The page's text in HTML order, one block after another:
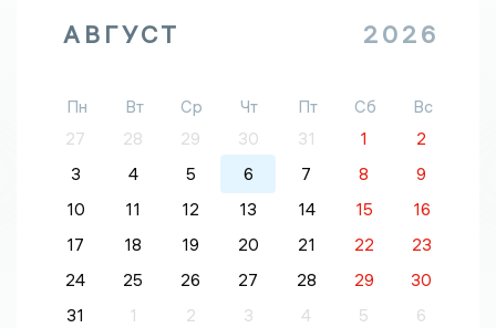
АВГУСТ 2026
Пн Вт Ср Чт Пт Сб
Вс
27
28 29 30 31 1
2
3
4 5 6 7 8
9
10
11 12 13 14 15
16
17
18 19 20 21 22
23
24
25 26 27 28 29
30
31
1 2 3 4 5 6